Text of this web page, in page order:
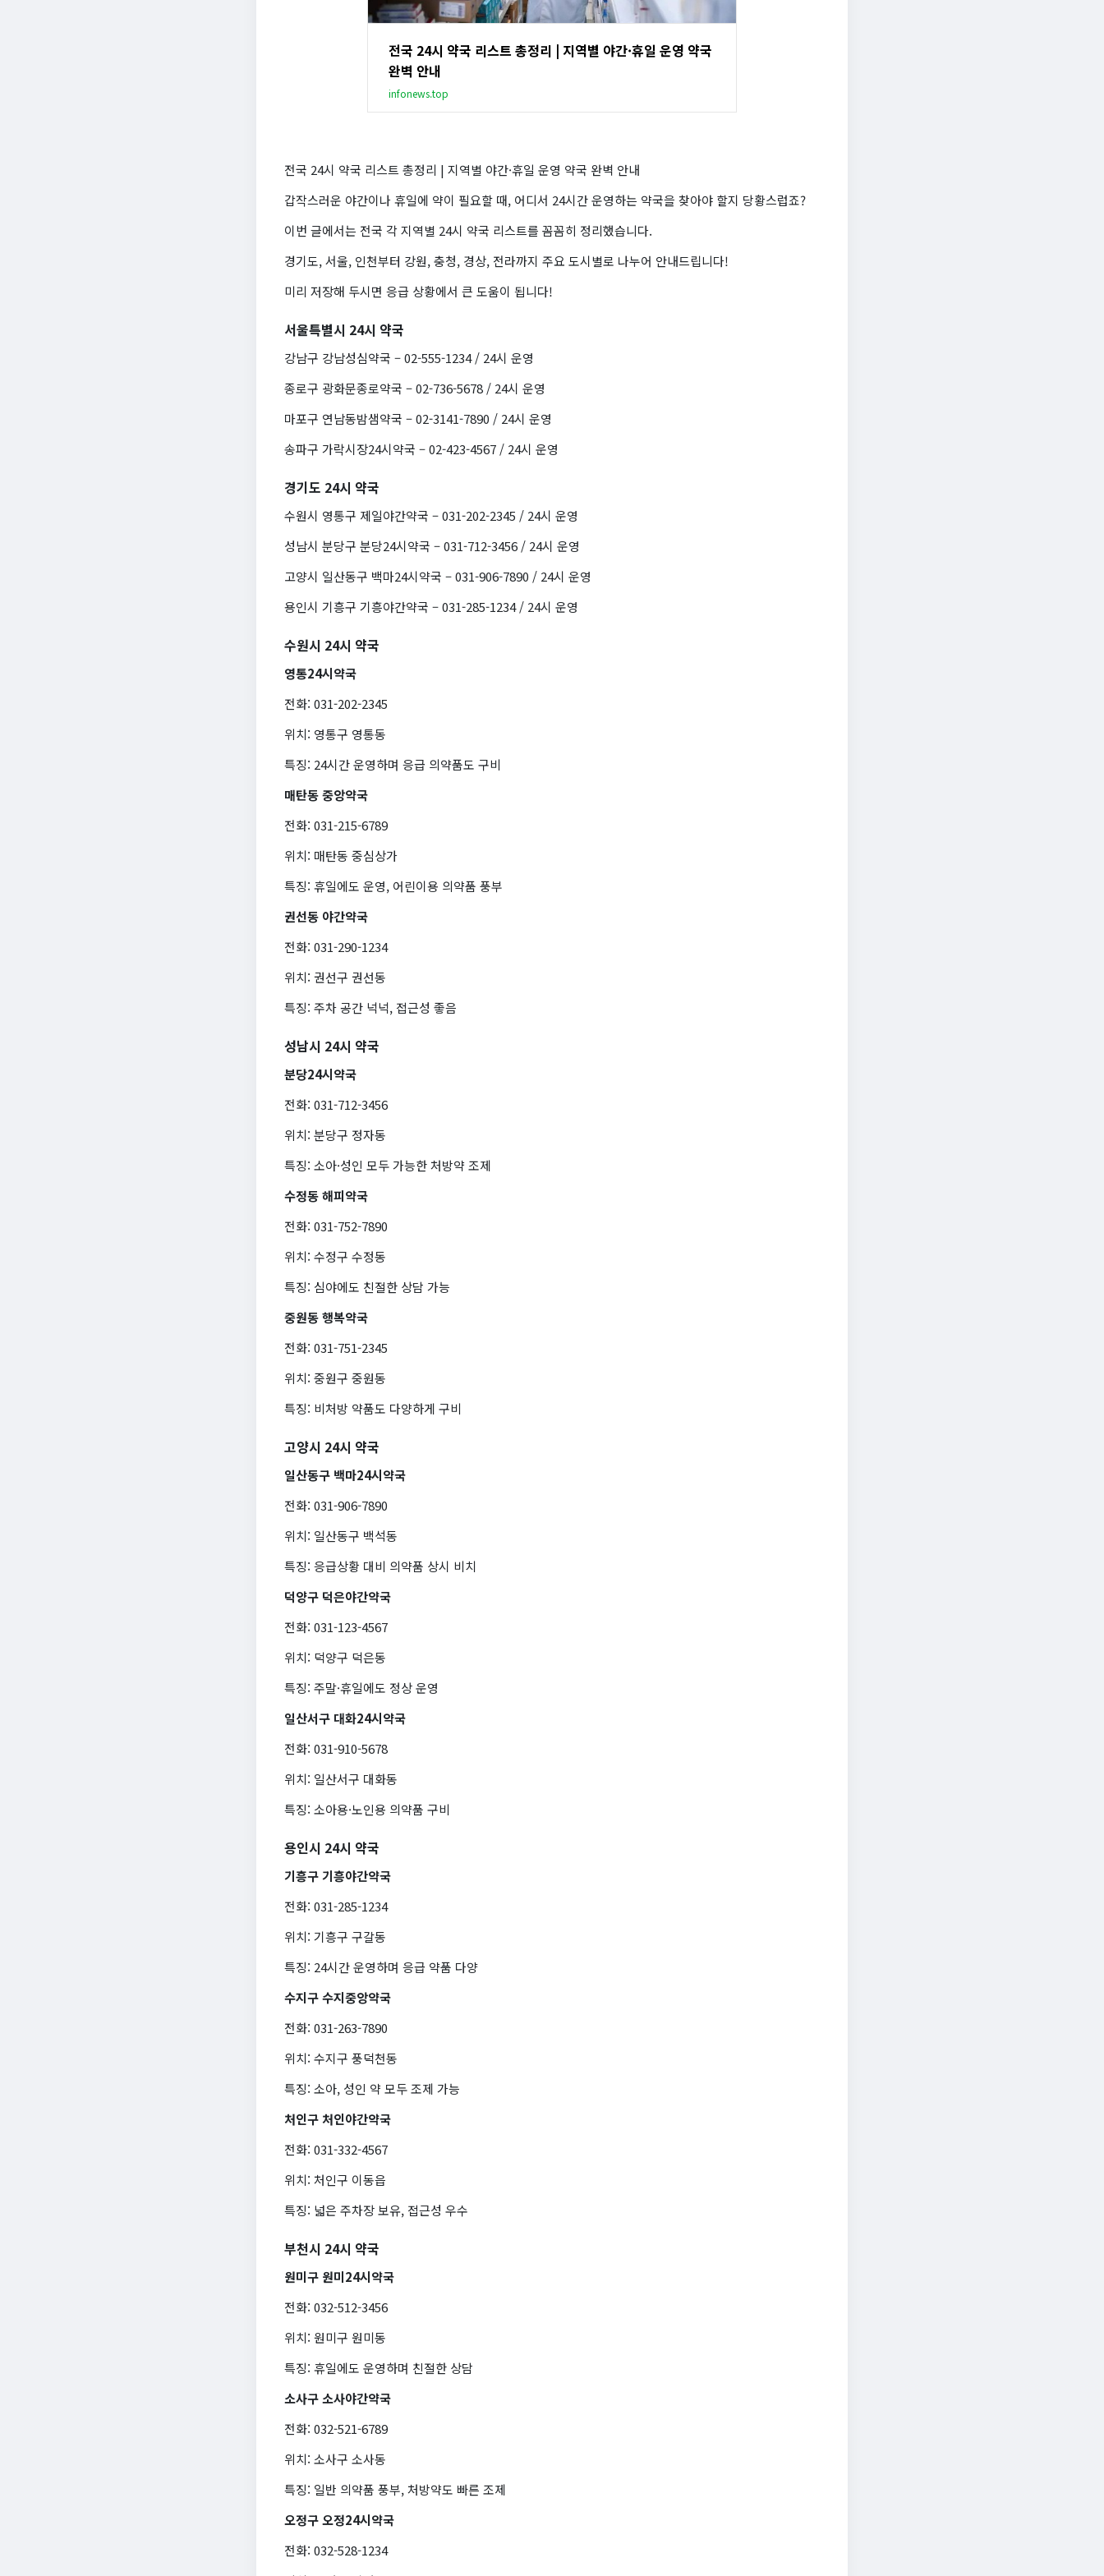
전국 24시 약국 리스트 총정리 | 지역별 야간·휴일 운영 약국
완벽 안내
infonews.top
전국 24시 약국 리스트 총정리 | 지역별 야간·휴일 운영 약국 완벽 안내
갑작스러운 야간이나 휴일에 약이 필요할 때, 어디서 24시간 운영하는 약국을 찾아야 할지 당황스럽죠?
이번 글에서는 전국 각 지역별 24시 약국 리스트를 꼼꼼히 정리했습니다.
경기도, 서울, 인천부터 강원, 충청, 경상, 전라까지 주요 도시별로 나누어 안내드립니다!
미리 저장해 두시면 응급 상황에서 큰 도움이 됩니다!
서울특별시 24시 약국
강남구 강남성심약국 – 02-555-1234 / 24시 운영
종로구 광화문종로약국 – 02-736-5678 / 24시 운영
마포구 연남동밤샘약국 – 02-3141-7890 / 24시 운영
송파구 가락시장24시약국 – 02-423-4567 / 24시 운영
경기도 24시 약국
수원시 영통구 제일야간약국 – 031-202-2345 / 24시 운영
성남시 분당구 분당24시약국 – 031-712-3456 / 24시 운영
고양시 일산동구 백마24시약국 – 031-906-7890 / 24시 운영
용인시 기흥구 기흥야간약국 – 031-285-1234 / 24시 운영
수원시 24시 약국
영통24시약국
전화: 031-202-2345
위치: 영통구 영통동
특징: 24시간 운영하며 응급 의약품도 구비
매탄동 중앙약국
전화: 031-215-6789
위치: 매탄동 중심상가
특징: 휴일에도 운영, 어린이용 의약품 풍부
권선동 야간약국
전화: 031-290-1234
위치: 권선구 권선동
특징: 주차 공간 넉넉, 접근성 좋음
성남시 24시 약국
분당24시약국
전화: 031-712-3456
위치: 분당구 정자동
특징: 소아·성인 모두 가능한 처방약 조제
수정동 해피약국
전화: 031-752-7890
위치: 수정구 수정동
특징: 심야에도 친절한 상담 가능
중원동 행복약국
전화: 031-751-2345
위치: 중원구 중원동
특징: 비처방 약품도 다양하게 구비
고양시 24시 약국
일산동구 백마24시약국
전화: 031-906-7890
위치: 일산동구 백석동
특징: 응급상황 대비 의약품 상시 비치
덕양구 덕은야간약국
전화: 031-123-4567
위치: 덕양구 덕은동
특징: 주말·휴일에도 정상 운영
일산서구 대화24시약국
전화: 031-910-5678
위치: 일산서구 대화동
특징: 소아용·노인용 의약품 구비
용인시 24시 약국
기흥구 기흥야간약국
전화: 031-285-1234
위치: 기흥구 구갈동
특징: 24시간 운영하며 응급 약품 다양
수지구 수지중앙약국
전화: 031-263-7890
위치: 수지구 풍덕천동
특징: 소아, 성인 약 모두 조제 가능
처인구 처인야간약국
전화: 031-332-4567
위치: 처인구 이동읍
특징: 넓은 주차장 보유, 접근성 우수
부천시 24시 약국
원미구 원미24시약국
전화: 032-512-3456
위치: 원미구 원미동
특징: 휴일에도 운영하며 친절한 상담
소사구 소사야간약국
전화: 032-521-6789
위치: 소사구 소사동
특징: 일반 의약품 풍부, 처방약도 빠른 조제
오정구 오정24시약국
전화: 032-528-1234